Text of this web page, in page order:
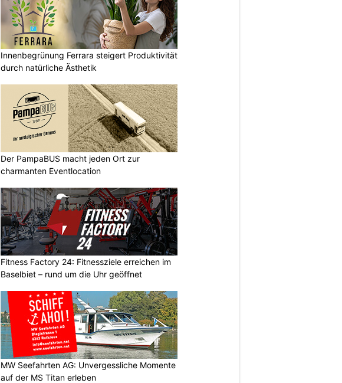
Innenbegrünung Ferrara steigert Produktivität
durch natürliche Ästhetik
Der PampaBUS macht jeden Ort zur
charmanten Eventlocation
Fitness Factory 24: Fitnessziele erreichen im
Baselbiet – rund um die Uhr geöffnet
MW Seefahrten AG: Unvergessliche Momente
auf der MS Titan erleben